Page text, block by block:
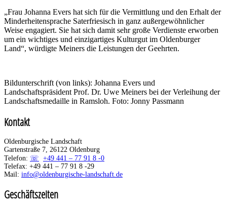
„Frau Johanna Evers hat sich für die Vermittlung und den Erhalt der
Minderheitensprache Saterfriesisch in ganz außergewöhnlicher
Weise engagiert. Sie hat sich damit sehr große Verdienste erworben
um ein wichtiges und einzigartiges Kulturgut im Oldenburger
Land“, würdigte Meiners die Leistungen der Geehrten.
Bildunterschrift (von links): Johanna Evers und
Landschaftspräsident Prof. Dr. Uwe Meiners bei der Verleihung der
Landschaftsmedaille in Ramsloh. Foto: Jonny Passmann
Kontakt
Oldenburgische Landschaft
Gartenstraße 7, 26122 Oldenburg
Telefon:
+49 441 – 77 91 8 -0
Telefax: +49 441 – 77 91 8 -29
Mail: info@oldenburgische-landschaft.de
Geschäftszeiten